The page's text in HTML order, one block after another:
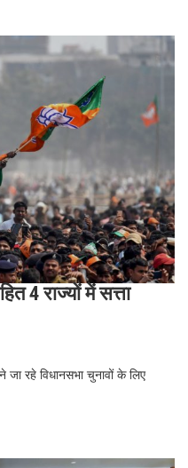
4 राज्यों में सत्ता
रहे विधानसभा चुनावों के लिए